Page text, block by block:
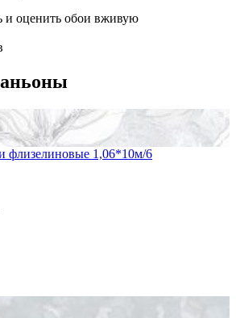
и оценить обои вживую
флизелиновые 1,06*10м/6